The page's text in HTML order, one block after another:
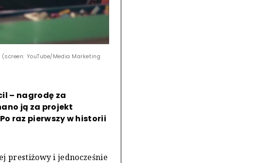
YouTube/Media Marketing
– nagrodę za
ją za projekt
raz pierwszy w historii
prestiżowy i jednocześnie